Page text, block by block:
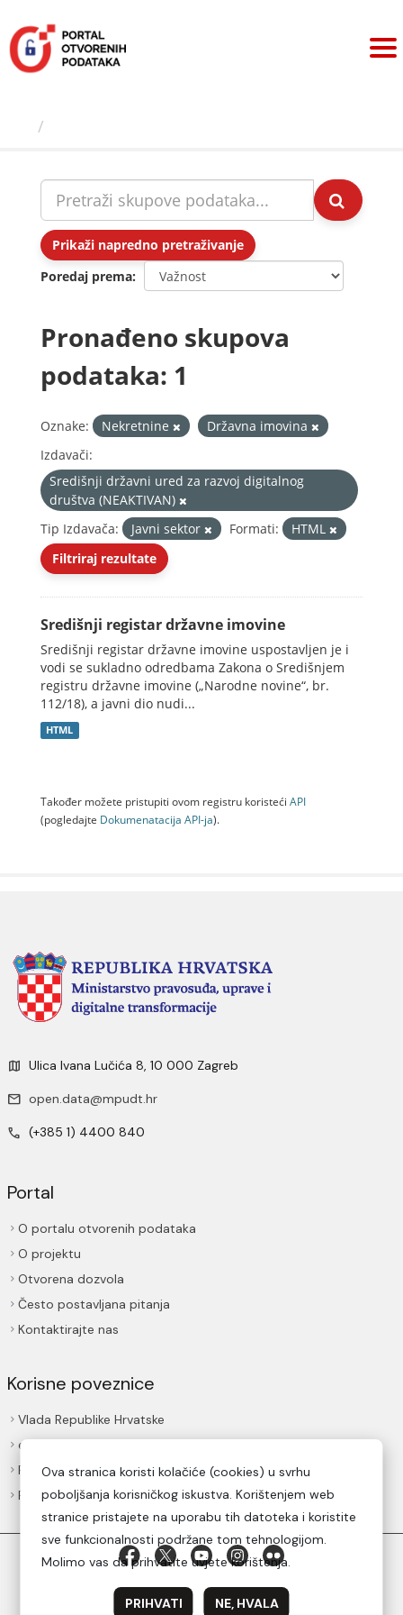
sadržaj
Prikaži napredno pretraživanje
Poredaj prema
Pronađeno skupova
podataka: 1
Oznake: Nekretnine
Državna imovina
Izdavači:
Središnji državni ured za razvoj digitalnog
društva (NEAKTIVAN)
Tip Izdavača:
Javni sektor Formati:
HTML
Filtriraj rezultate
Središnji registar državne imovine
Središnji registar državne imovine uspostavljen je i
vodi se sukladno odredbama Zakona o Središnjem
registru državne imovine („Narodne novine“, br.
112/18), a javni dio nudi...
HTML
Također možete pristupiti ovom registru koristeći API
(pogledajte Dokumenаtаcijа API-jа).